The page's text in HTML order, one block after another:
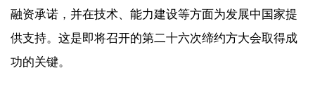
融资承诺，并在技术、能力建设等方面为发展中国家提
供支持。这是即将召开的第二十六次缔约方大会取得成
功的关键。